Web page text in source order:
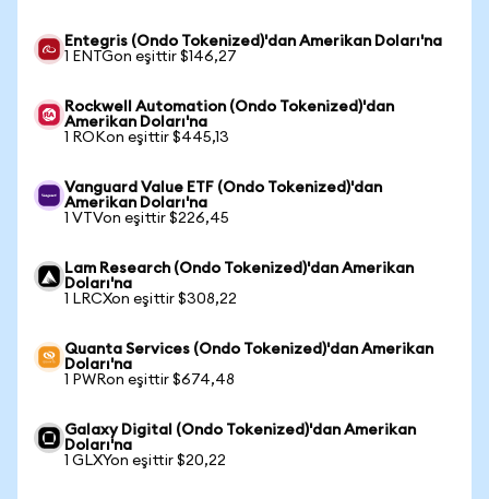
Entegris (Ondo Tokenized)'dan Amerikan Doları'na
1 ENTGon eşittir $146,27
Rockwell Automation (Ondo Tokenized)'dan
Amerikan Doları'na
1 ROKon eşittir $445,13
Vanguard Value ETF (Ondo Tokenized)'dan
Amerikan Doları'na
1 VTVon eşittir $226,45
Lam Research (Ondo Tokenized)'dan Amerikan
Doları'na
1 LRCXon eşittir $308,22
Quanta Services (Ondo Tokenized)'dan Amerikan
Doları'na
1 PWRon eşittir $674,48
Galaxy Digital (Ondo Tokenized)'dan Amerikan
Doları'na
1 GLXYon eşittir $20,22